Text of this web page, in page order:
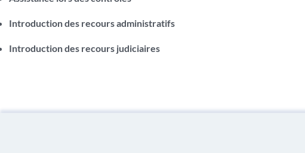
Introduction des recours administratifs
Introduction des recours judiciaires